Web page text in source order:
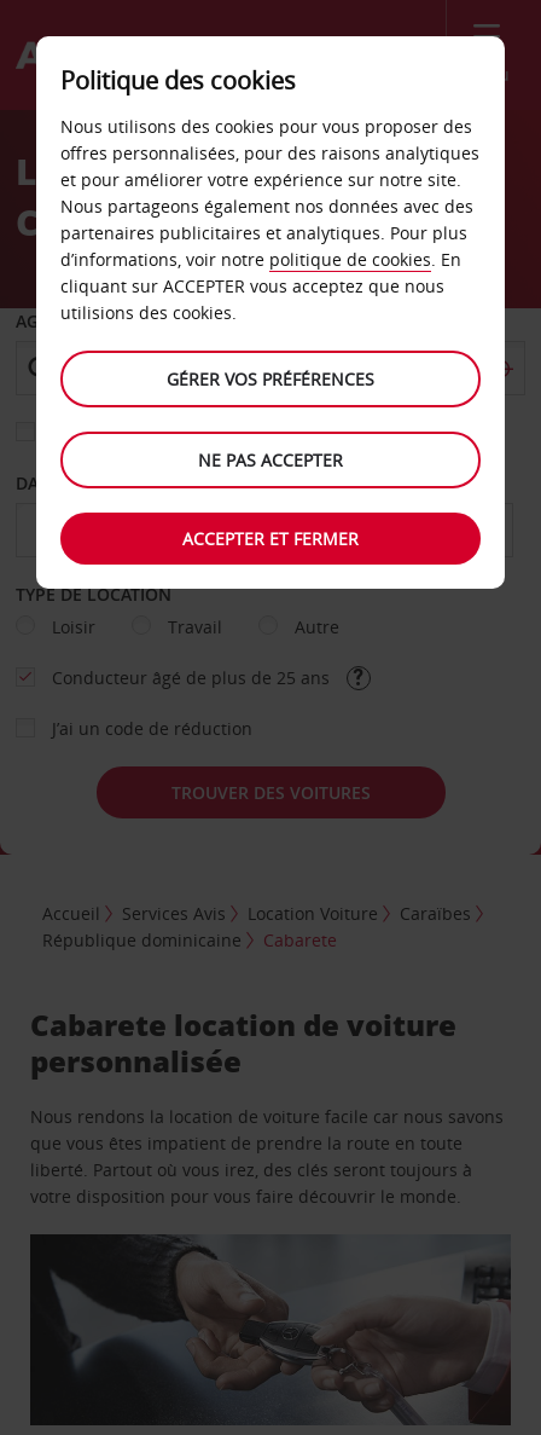
Menu
Welcome
AvisLocation de voiture
Cabarete
AGENCE DE DÉPART
Sélectionnez une autre agence de retour
DATE DE DÉPART DATE DE RETOUR
TYPE DE LOCATION
Loisir
Travail Autre
Conducteur âgé de plus de 25 ans
J’ai un code de réduction
TROUVER DES VOITURES
Accueil Services Avis Location Voiture
Caraïbes
République dominicaine
Cabarete
Cabarete location de voiture
personnalisée
Nous rendons la location de voiture facile car nous savons
que vous êtes impatient de prendre la route en toute
liberté. Partout où vous irez, des clés seront toujours à
votre disposition pour vous faire découvrir le monde.
Politique des cookies
Nous utilisons des cookies pour vous proposer des
offres personnalisées, pour des raisons analytiques
et pour améliorer votre expérience sur notre site.
Nous partageons également nos données avec des
partenaires publicitaires et analytiques. Pour plus
d’informations, voir notre politique de cookies. En
cliquant sur ACCEPTER vous acceptez que nous
utilisions des cookies.
GÉRER VOS PRÉFÉRENCES
NE PAS ACCEPTER
ACCEPTER ET FERMER